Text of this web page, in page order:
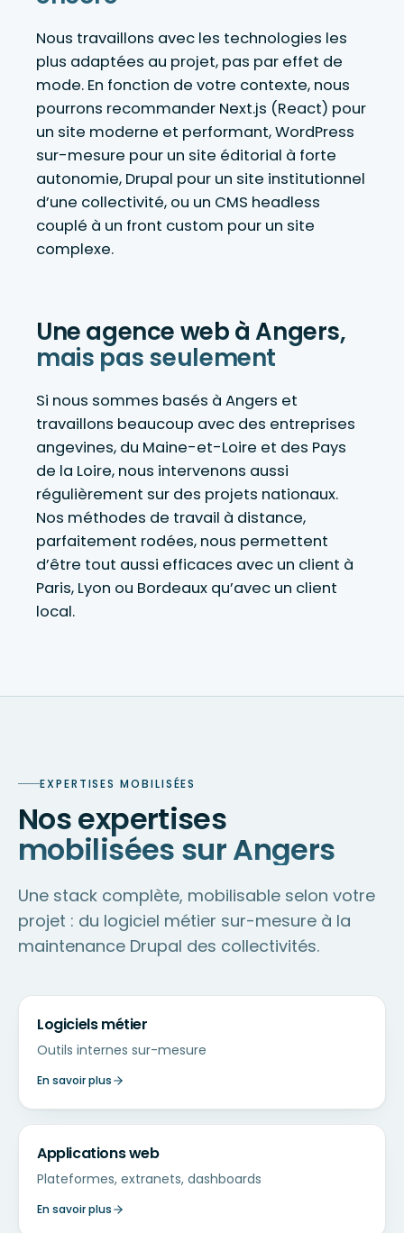
Nous travaillons avec les technologies les
plus adaptées au projet, pas par effet de
mode. En fonction de votre contexte, nous
pourrons recommander Next.js (React) pour
un site moderne et performant, WordPress
sur-mesure pour un site éditorial à forte
autonomie, Drupal pour un site institutionnel
d’une collectivité, ou un CMS headless
couplé à un front custom pour un site
complexe.
Une agence web à Angers,
mais pas seulement
Si nous sommes basés à Angers et
travaillons beaucoup avec des entreprises
angevines, du Maine-et-Loire et des Pays
de la Loire, nous intervenons aussi
régulièrement sur des projets nationaux.
Nos méthodes de travail à distance,
parfaitement rodées, nous permettent
d’être tout aussi efficaces avec un client à
Paris, Lyon ou Bordeaux qu’avec un client
local.
EXPERTISES MOBILISÉES
Nos expertises
mobilisées sur Angers
Une stack complète, mobilisable selon votre
projet : du logiciel métier sur-mesure à la
maintenance Drupal des collectivités.
Logiciels métier
Outils internes sur-mesure
En savoir plus
Applications web
Plateformes, extranets, dashboards
En savoir plus